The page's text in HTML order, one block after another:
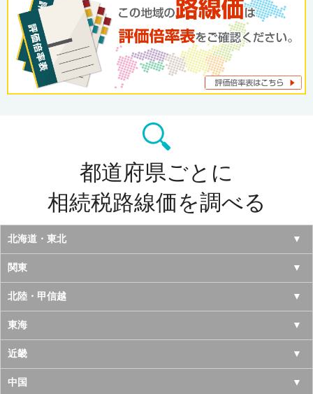
都道府県ごとに
相続税路線価を調べる
北海道・東北
北海道
青森県
岩手県
宮城県
秋田県
関東
東京都
神奈川県
千葉県
埼玉県
北陸・甲信越
山梨県
長野県
新潟県
東海
愛知県
岐阜県
近畿
大阪府
中国